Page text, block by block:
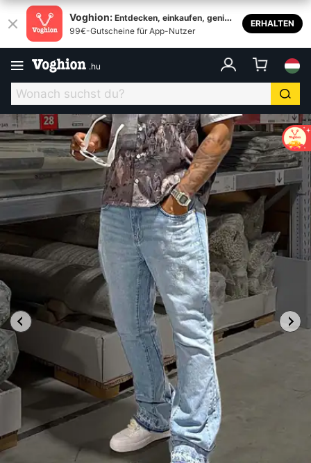
Voghion: Entdecken, einkaufen, genieß
en
99€-Gutscheine für App-Nutzer
ERHALTEN
.hu